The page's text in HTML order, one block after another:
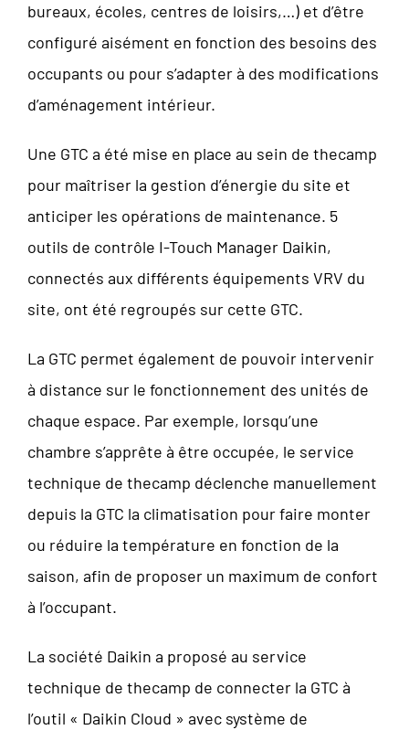
bureaux, écoles, centres de loisirs,…) et d’être
configuré aisément en fonction des besoins des
occupants ou pour s’adapter à des modifications
d’aménagement intérieur.
Une GTC a été mise en place au sein de thecamp
pour maîtriser la gestion d’énergie du site et
anticiper les opérations de maintenance. 5
outils de contrôle I-Touch Manager Daikin,
connectés aux différents équipements VRV du
site, ont été regroupés sur cette GTC.
La GTC permet également de pouvoir intervenir
à distance sur le fonctionnement des unités de
chaque espace. Par exemple, lorsqu’une
chambre s’apprête à être occupée, le service
technique de thecamp déclenche manuellement
depuis la GTC la climatisation pour faire monter
ou réduire la température en fonction de la
saison, afin de proposer un maximum de confort
à l’occupant.
La société Daikin a proposé au service
technique de thecamp de connecter la GTC à
l’outil « Daikin Cloud » avec système de